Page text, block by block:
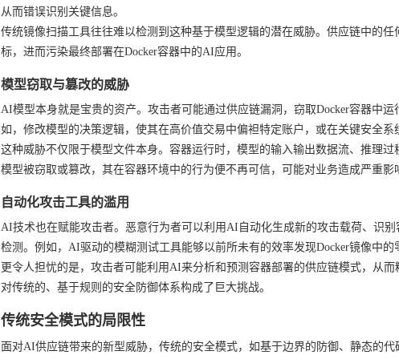
从而错误识别关键信息。
传统镜像扫描工具往往难以检测到这种基于模型逻辑的潜在威胁。供应链中的
标，进而污染最终部署在Docker容器中的AI应用。
模型窃取与篡改的威胁
AI模型本身就是宝贵的资产。攻击者可能通过供应链漏洞，窃取Docker容器中
如，修改模型的决策逻辑，使其在高价值交易中偏袒特定账户，或在关键安全系
这种威胁不仅限于模型文件本身。容器运行时，模型的输入输出数据流、推理
模型被窃取或篡改，其在容器环境中的行为便不再可信，可能对业务造成严重影
自动化攻击工具的滥用
AI技术也在赋能攻击者。恶意行为者可以利用AI自动化生成新的攻击载荷、识
检测。例如，AI驱动的模糊测试工具能够以前所未有的效率发现Docker镜像中的
更令人担忧的是，攻击者可能利用AI来分析和预测容器部署的供应链模式，从
对传统的、基于规则的安全防御体系构成了巨大挑战。
传统安全模式的局限性
面对AI供应链带来的新型威胁，传统的安全模式，如基于边界的防御、静态的